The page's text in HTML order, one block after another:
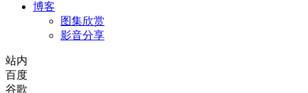
博客
图集欣赏
影音分享
站内
百度
谷歌